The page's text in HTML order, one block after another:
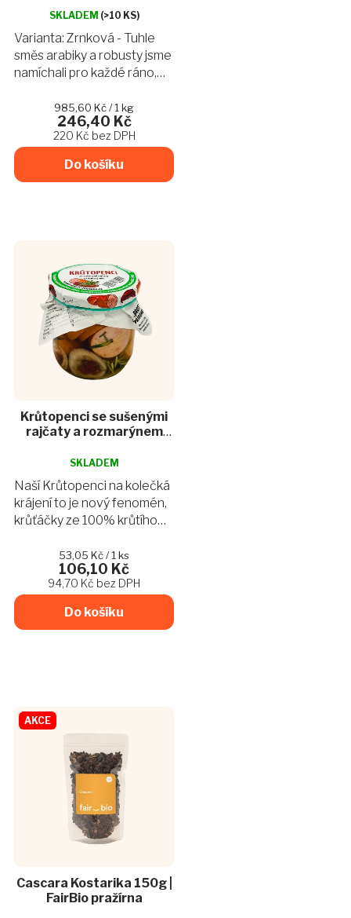
SKLADEM (>10 KS)
220 Kč bez DPH
246,40 Kč
Měrná
cena:
985,60 Kč / 1 kg
Do košíku
Varianta: Zrnková - Tuhle
směs arabiky a robusty jsme
namíchali pro každé ráno,
Postaví vás na nohy a svou
chutí hořké čokolády a
lískového oříšku...
Krůtopenci se sušenými
rajčaty a rozmarýnem
produktu
je
4,5
z
hvězdiček.
SKLADEM
94,70 Kč bez DPH
106,10 Kč
Měrná
cena:
53,05 Kč / 1 ks
Do košíku
Naší Krůtopenci na kolečká
krájení to je nový fenomén,
krůťáčky ze 100% krůtího
Rychvald v našem skvělém
nálevu navíc dochucené
sušenými rajčaty, snitkou...
AKCE
Cascara Kostarika 150g |
FairBio pražírna